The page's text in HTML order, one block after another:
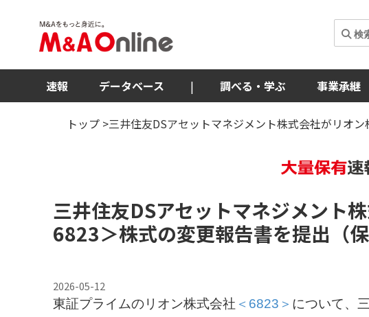
速報 データベース | 調べる・学ぶ 事業承継
トップ >三井住友DSアセットマネジメント株式会社がリオ
三井住友DSアセットマネジメント
6823＞株式の変更報告書を提出（保
2026-05-12
東証プライムのリオン株式会社 ＜6823＞ について、